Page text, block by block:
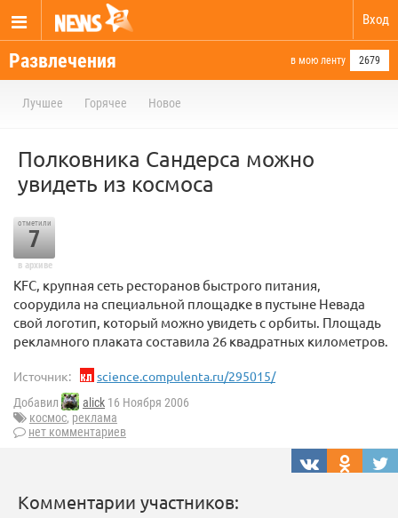
Вход
Развлечения в мою ленту 2679
Лучшее Горячее Новое
Полковника Сандерса можно
увидеть из космоса
отметили
7
в архиве
KFC, крупная сеть ресторанов быстрого питания,
соорудила на специальной площадке в пустыне Невада
свой логотип, который можно увидеть с орбиты. Площадь
рекламного плаката составила 26 квадратных километров.
Источник: science.compulenta.ru/295015/
Добавил alick 16 Ноября 2006
космос, реклама
нет комментариев
Комментарии участников: